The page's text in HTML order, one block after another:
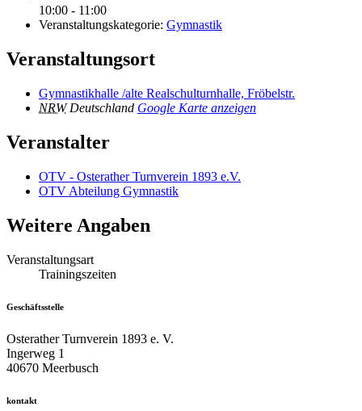
10:00 - 11:00
Veranstaltungskategorie: Gymnastik
Veranstaltungsort
Gymnastikhalle /alte Realschulturnhalle, Fröbelstr.
NRW Deutschland Google Karte anzeigen
Veranstalter
OTV - Osterather Turnverein 1893 e.V.
OTV Abteilung Gymnastik
Weitere Angaben
Veranstaltungsart
Trainingszeiten
Geschäftsstelle
Osterather Turnverein 1893 e. V.
Ingerweg 1
40670 Meerbusch
kontakt